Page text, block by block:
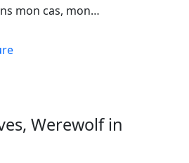
mon cas, mon…
Werewolf in